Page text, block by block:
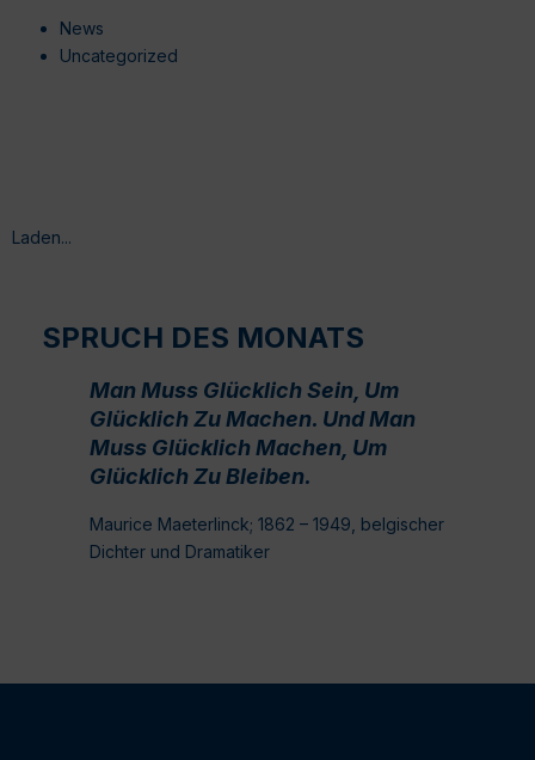
News
Uncategorized
Laden...
SPRUCH DES MONATS
Man Muss Glücklich Sein, Um
Glücklich Zu Machen. Und Man
Muss Glücklich Machen, Um
Glücklich Zu Bleiben.
Maurice Maeterlinck; 1862 – 1949, belgischer
Dichter und Dramatiker